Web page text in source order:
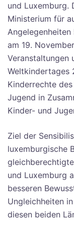
und Luxemburg.
Ministerium für
am 19.
Veranstaltungen
Weltkindertages
Kinderrechte
Jugend in
Kinder- und
Ziel der
luxemburgische
und Luxemburg
besseren
Ungleichheiten
diesen beiden